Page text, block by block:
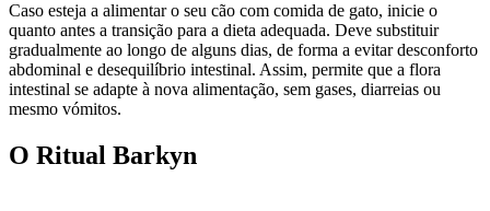
Caso esteja a alimentar o seu cão com comida de gato, inicie o
quanto antes a transição para a dieta adequada. Deve substituir
gradualmente ao longo de alguns dias, de forma a evitar desconforto
abdominal e desequilíbrio intestinal. Assim, permite que a flora
intestinal se adapte à nova alimentação, sem gases, diarreias ou
mesmo vómitos.
O Ritual Barkyn